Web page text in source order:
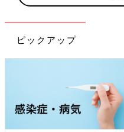
ピックアップ